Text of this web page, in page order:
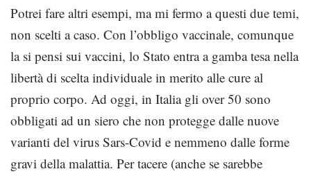
Potrei fare altri esempi, ma mi fermo a questi due temi,
non scelti a caso. Con l’obbligo vaccinale, comunque
la si pensi sui vaccini, lo Stato entra a gamba tesa nella
libertà di scelta individuale in merito alle cure al
proprio corpo. Ad oggi, in Italia gli over 50 sono
obbligati ad un siero che non protegge dalle nuove
varianti del virus Sars-Covid e nemmeno dalle forme
gravi della malattia. Per tacere (anche se sarebbe